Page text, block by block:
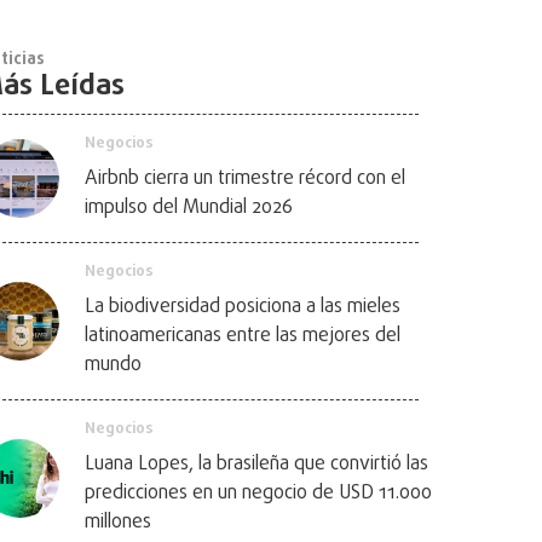
Leídas
Negocios
Airbnb cierra un trimestre récord con el
impulso del Mundial 2026
Negocios
La biodiversidad posiciona a las mieles
latinoamericanas entre las mejores del
mundo
Negocios
Luana Lopes, la brasileña que convirtió las
predicciones en un negocio de USD 11.000
millones